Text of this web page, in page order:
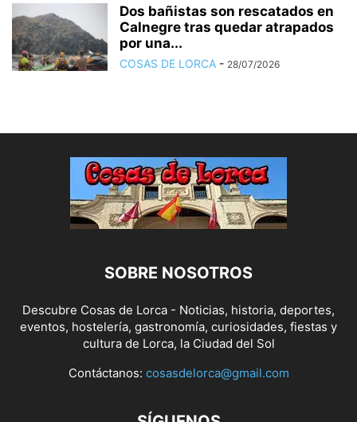
Dos bañistas son rescatados en
Calnegre tras quedar atrapados
por una...
COSAS DE LORCA - 28/07/2026
SOBRE NOSOTROS
Descubre Cosas de Lorca - Noticias, historia, deportes,
eventos, hostelería, gastronomía, curiosidades, fiestas y
cultura de Lorca, la Ciudad del Sol
Contáctanos: cosasdelorca@gmail.com